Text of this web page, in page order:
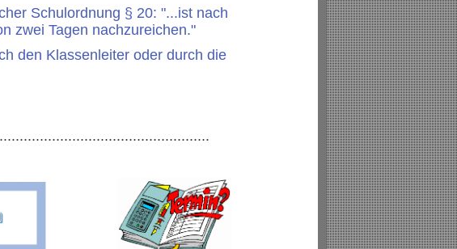
Schulordnung § 20: "...ist nach
zwei Tagen nachzureichen."
den Klassenleiter oder durch die